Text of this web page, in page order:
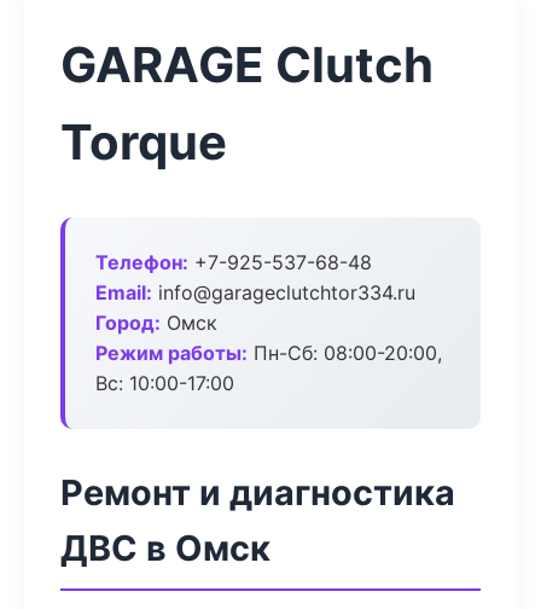
GARAGE Clutch
Torque
Телефон: +7-925-537-68-48
Email: info@garageclutchtor334.ru
Город: Омск
Режим работы: Пн-Сб: 08:00-20:00,
Вс: 10:00-17:00
Ремонт и диагностика
ДВС в Омск